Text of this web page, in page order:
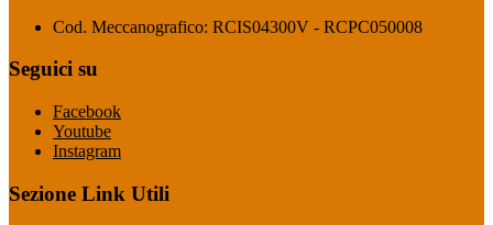
Cod. Meccanografico: RCIS04300V - RCPC050008
Seguici su
Facebook
Youtube
Instagram
Sezione Link Utili